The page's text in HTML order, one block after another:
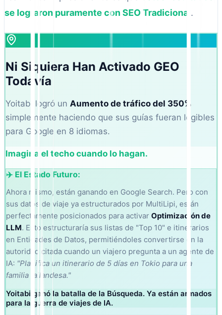
se lograron puramente con SEO Tradicional .
Ni Siquiera Han Activado GEO
Todavía
Yoitabi logró un Aumento de tráfico del 350%
simplemente haciendo que sus guías fueran legibles
para Google en 8 idiomas.
Imagina el techo cuando lo hagan.
✈️ El Estado Futuro:
Ahora mismo, están ganando en Google Search. Pero con
sus datos de viaje ya estructurados por MultiLipi, están
perfectamente posicionados para activar Optimización de
LLM. Esto estructuraría sus listas de "Top 10" e itinerarios
en Entidades de Datos, permitiéndoles convertirse en la
autoridad citada cuando un viajero pregunta a un agente de
IA: "Planifica un itinerario de 5 días en Tokio para una
familia tailandesa."
Yoitabi ganó la batalla de la Búsqueda. Ya están armados
para la guerra de viajes de IA.